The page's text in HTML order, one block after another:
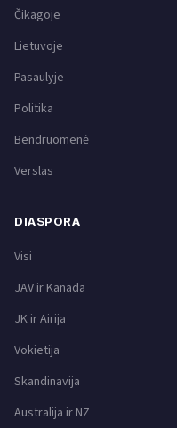
Čikagoje
Lietuvoje
Pasaulyje
Politika
Bendruomenė
Verslas
DIASPORA
Visi
JAV ir Kanada
JK ir Airija
Vokietija
Skandinavija
Australija ir NZ